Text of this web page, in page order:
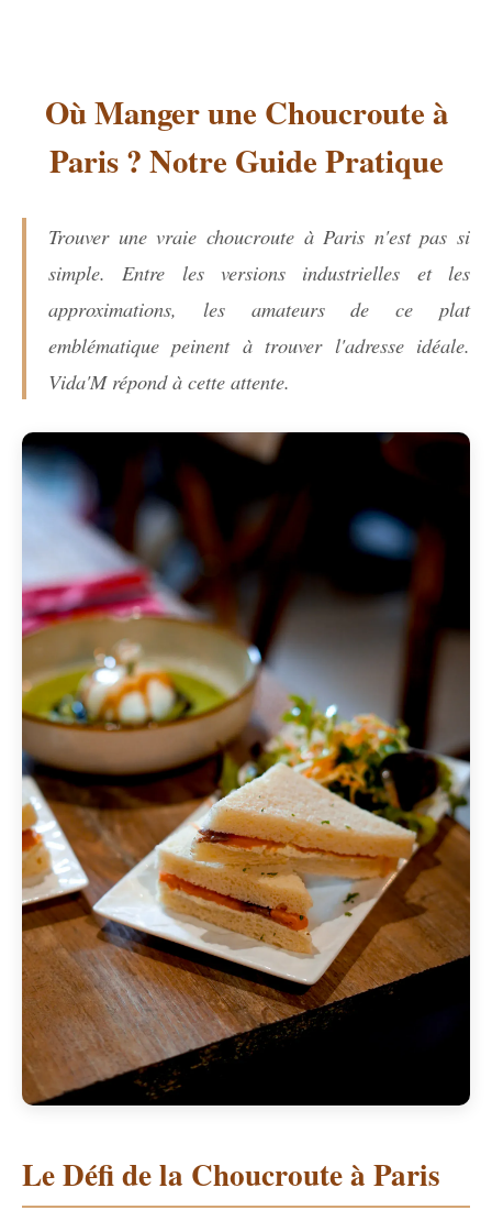
Où Manger une Choucroute à
Paris ? Notre Guide Pratique
Trouver une vraie choucroute à Paris n'est pas si
simple. Entre les versions industrielles et les
approximations, les amateurs de ce plat
emblématique peinent à trouver l'adresse idéale.
Vida'M répond à cette attente.
Le Défi de la Choucroute à Paris